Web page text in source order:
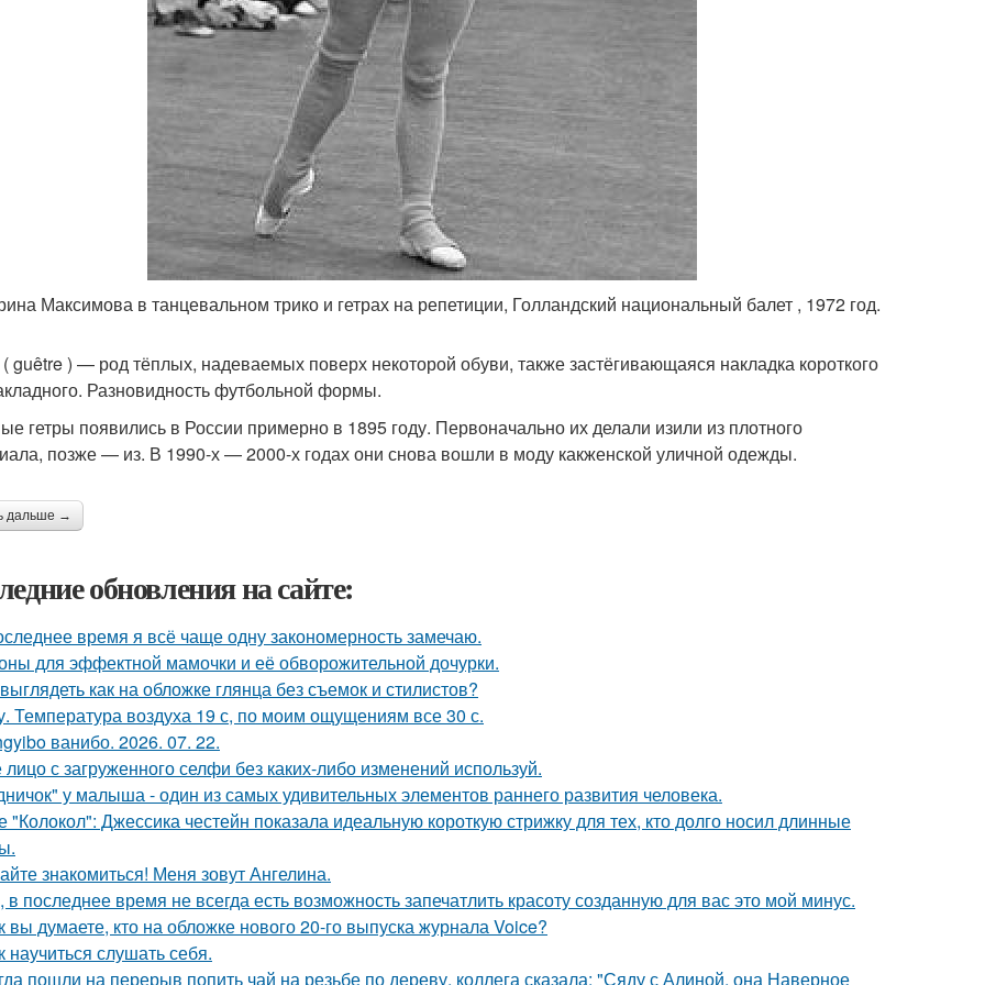
Максимова в танцевальном трико и гетрах на репетиции, Голландский национальный балет , 1972 год.
guêtre ) — род тёплых, надеваемых поверх некоторой обуви, также застёгивающаяся накладка короткого
Разновидность футбольной формы.
гетры появились в России примерно в 1895 году. Первоначально их делали изили из плотного
позже — из. В 1990-х — 2000-х годах они снова вошли в моду какженской уличной одежды.
дальше →
обновления на сайте:
время я всё чаще одну закономерность замечаю.
для эффектной мамочки и её обворожительной дочурки.
как на обложке глянца без съемок и стилистов?
Температура воздуха 19 с, по моим ощущениям все 30 с.
ванибо. 2026. 07. 22.
с загруженного селфи без каких-либо изменений используй.
у малыша - один из самых удивительных элементов раннего развития человека.
"Колокол": Джессика честейн показала идеальную короткую стрижку для тех, кто долго носил длинные
знакомиться! Меня зовут Ангелина.
в последнее время не всегда есть возможность запечатлить красоту созданную для вас это мой минус.
вы думаете, кто на обложке нового 20-го выпуска журнала Voice?
научиться слушать себя.
пошли на перерыв попить чай на резьбе по дереву, коллега сказала: "Сяду с Алиной, она Наверное